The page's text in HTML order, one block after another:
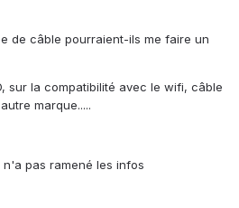
de câble pourraient-ils me faire un
sur la compatibilité avec le wifi, câble
marque.....
pas ramené les infos